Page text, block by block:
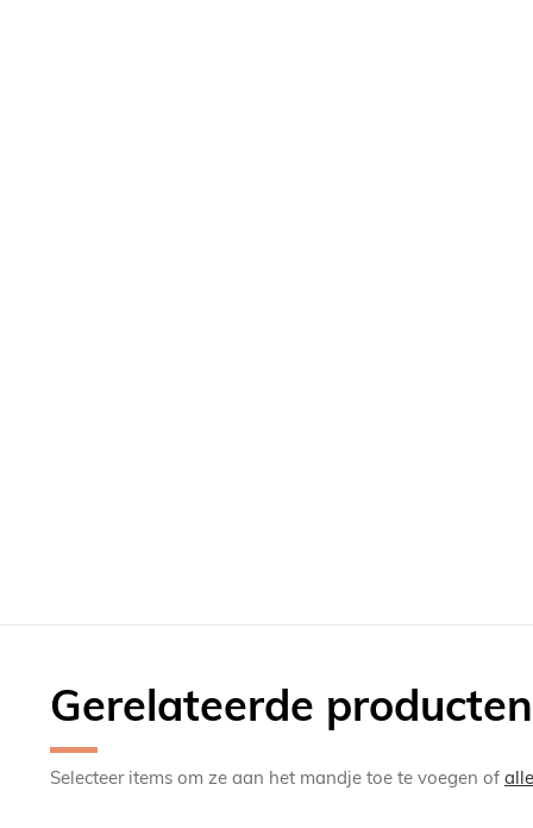
Gerelateerde producten
Selecteer items om ze aan het mandje toe te voegen of